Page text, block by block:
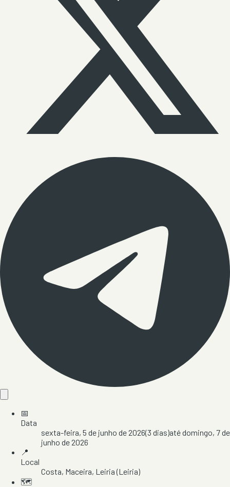
📅
Data
sexta-feira, 5 de junho de 2026(3 dias)atédomingo, 7 de
junho de 2026
📍
Local
Costa, Maceira, Leiria(Leiria)
🗺️